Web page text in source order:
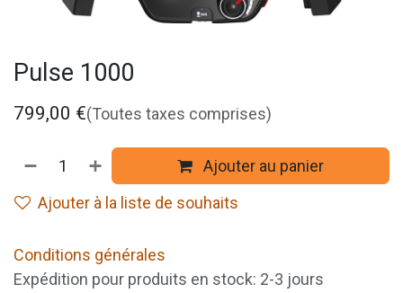
Pulse 1000
799,00 €(Toutes taxes comprises)
Ajouter au panier
Ajouter à la liste de souhaits
Conditions générales
Expédition pour produits en stock: 2-3 jours